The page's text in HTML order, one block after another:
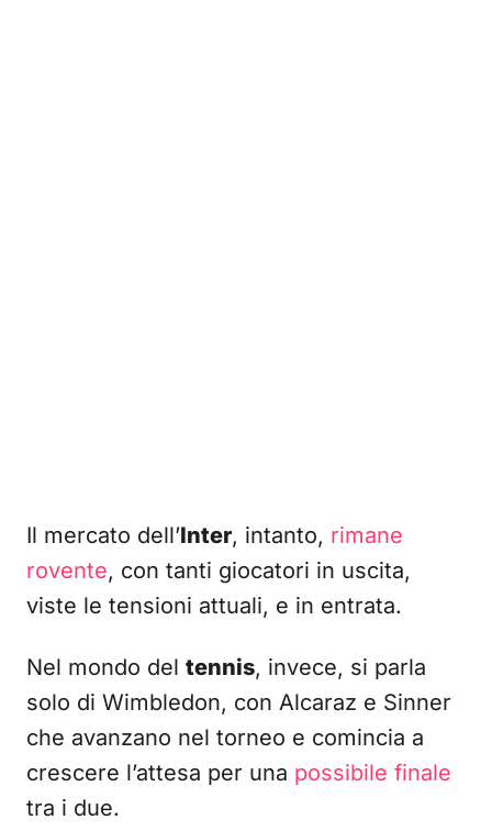
Il mercato dell’Inter, intanto, rimane
rovente, con tanti giocatori in uscita,
viste le tensioni attuali, e in entrata.
Nel mondo del tennis, invece, si parla
solo di Wimbledon, con Alcaraz e Sinner
che avanzano nel torneo e comincia a
crescere l’attesa per una possibile finale
tra i due.